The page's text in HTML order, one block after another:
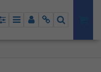
PanelMenuPanelInfoSzukaj